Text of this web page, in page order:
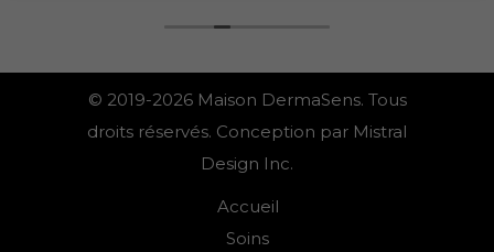
© 2019-2026 Maison DermaSens. Tous
droits réservés. Conception par Mistral
Design Inc.
Accueil
Soins